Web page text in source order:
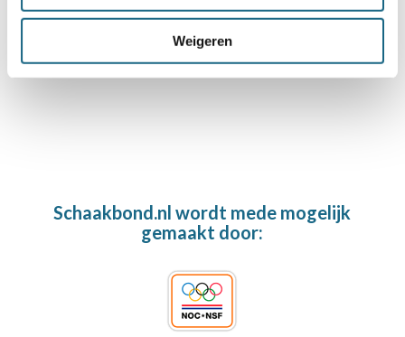
Weigeren
veroveren de NK titels in de
Schaakbond.nl wordt mede mogelijk
gemaakt door: